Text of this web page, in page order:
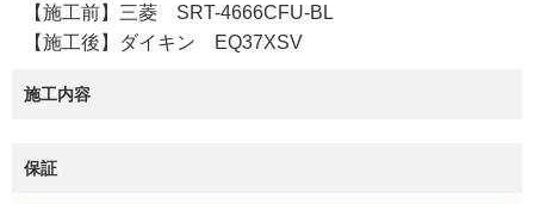
【施工前】三菱 SRT-4666CFU-BL
【施工後】ダイキン EQ37XSV
施工内容
保証